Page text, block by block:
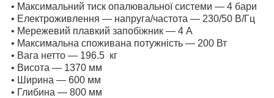
• Максимальний тиск опалювальної системи — 4 бари
• Електроживлення — напруга/частота — 230/50 В/Гц
• Мережевий плавкий запобіжник — 4 А
• Максимальна споживана потужність — 200 Вт
• Вага нетто — 196.5 кг
• Висота — 1370 мм
• Ширина — 600 мм
• Глибина — 800 мм